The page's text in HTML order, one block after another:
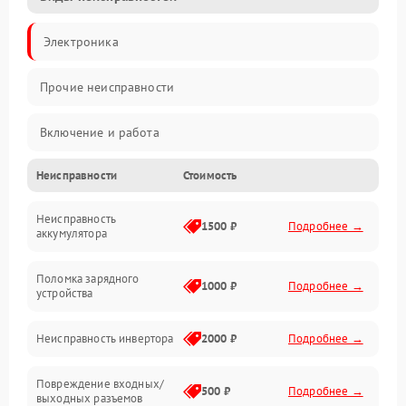
Электроника
Прочие неисправности
Включение и работа
Работа с нагрузкой
Звук и индикация
Неисправности Стоимость
Неисправность
аккумулятора
1500 ₽ Подробнее →
Поломка зарядного
устройства
1000 ₽ Подробнее →
Неисправность инвертора 2000 ₽ Подробнее →
Повреждение входных/
выходных разъемов
500 ₽ Подробнее →